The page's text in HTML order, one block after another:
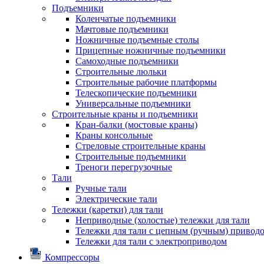
Подъемники
Коленчатые подъемники
Мачтовые подъемники
Ножничные подъемные столы
Прицепные ножничные подъемники
Самоходные подъемники
Строительные люльки
Строительные рабочие платформы
Телескопические подъемники
Универсальные подъемники
Строительные краны и подъемники
Кран-балки (мостовые краны)
Краны консольные
Стреловые строительные краны
Строительные подъемники
Треноги перегрузочные
Тали
Ручные тали
Электрические тали
Тележки (каретки) для тали
Неприводные (холостые) тележки для тали
Тележки для тали с цепным (ручным)
Тележки для тали с электроприводом
Компрессоры